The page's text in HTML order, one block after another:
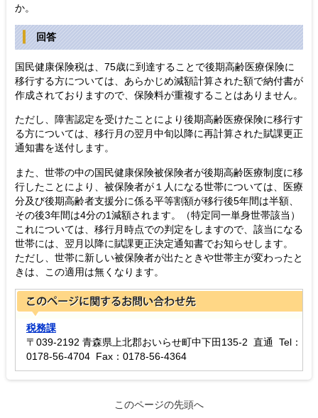
か。
回答
国民健康保険税は、75歳に到達することで後期高齢医療保険に
移行する方については、あらかじめ減額計算された額で納付書が
作成されておりますので、保険料が重複することはありません。
ただし、障害認定を受けたことにより後期高齢医療保険に移行す
る方については、移行月の翌月中旬以降に再計算された賦課更正
通知書を送付します。
また、世帯の中の国民健康保険被保険者が後期高齢医療制度に移
行したことにより、被保険者が１人になる世帯については、医療
分及び後期高齢者支援分に係る平等割額が移行後5年間は半額、
その後3年間は4分の1減額されます。（特定同一単身世帯該当）
これについては、移行月時点での判定をしますので、該当になる
世帯には、翌月以降に賦課更正決定通知書でお知らせします。
ただし、世帯に新しい被保険者が出たときや世帯主が変わったと
きは、この適用は無くなります。
税務課
〒039-2192 青森県上北郡おいらせ町中下田135-2 直通 Tel：
0178-56-4704 Fax：0178-56-4364
このページの先頭へ